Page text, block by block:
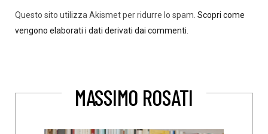
Questo sito utilizza Akismet per ridurre lo spam. Scopri come
vengono elaborati i dati derivati dai commenti
MASSIMO ROSATI